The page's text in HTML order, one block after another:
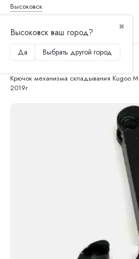
Высоковск
✖
Высоковск ваш город?
Да Выбрать другой город
Главная
Запчасти и аксессуары
Крючок механизма складывания Kugoo
2019г
Продолжить